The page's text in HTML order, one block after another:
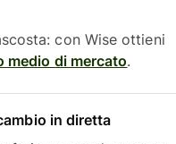
con Wise ottieni
medio di mercato.
in diretta